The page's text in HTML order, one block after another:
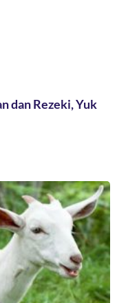
dan Rezeki, Yuk